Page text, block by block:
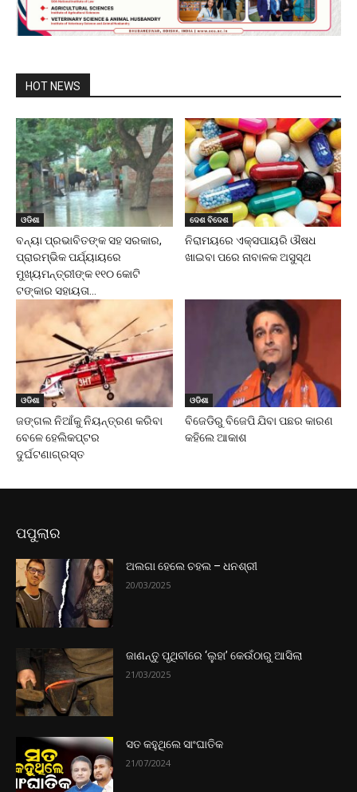
HOT NEWS
ଓଡିଶା
ବନ୍ୟା ପ୍ରଭାବିତଙ୍କ ସହ ସରକାର,
ପ୍ରାରମ୍ଭିକ ପର୍ଯ୍ୟାୟରେ
ମୁଖ୍ୟମନ୍ତ୍ରୀଙ୍କ ୧୧୦ କୋଟି
ଟଙ୍କାର ସହାୟତା...
ଦେଶ ବିଦେଶ
ନିରାମୟରେ ଏକ୍ସପାୟରି ଔଷଧ
ଖାଇବା ପରେ ନାବାଳକ ଅସୁସ୍ଥ
ଓଡିଶା
ଜଙ୍ଗଲ ନିଆଁକୁ ନିୟନ୍ତ୍ରଣ କରିବା
ବେଳେ ହେଲିକପ୍ଟର
ଦୁର୍ଘଟଣାଗ୍ରସ୍ତ
ଓଡିଶା
ବିଜେଡିରୁ ବିଜେପି ଯିବା ପଛର କାରଣ
କହିଲେ ଆକାଶ
ପପୁଲାର
ଅଲଗା ହେଲେ ଚହଲ – ଧନଶ୍ରୀ
20/03/2025
ଜାଣନ୍ତୁ ପୃଥିବୀରେ ‘ଲୁହା’ କେଉଁଠାରୁ ଆସିଲା
21/03/2025
ସତ କହୁଥିଲେ ସାଂଘାତିକ
21/07/2024